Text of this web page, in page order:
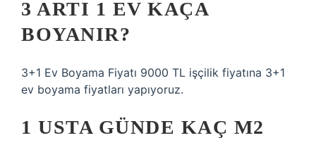
3 ARTI 1 EV KAÇA
BOYANIR?
3+1 Ev Boyama Fiyatı 9000 TL işçilik fiyatına 3+1
ev boyama fiyatları yapıyoruz.
1 USTA GÜNDE KAÇ M2